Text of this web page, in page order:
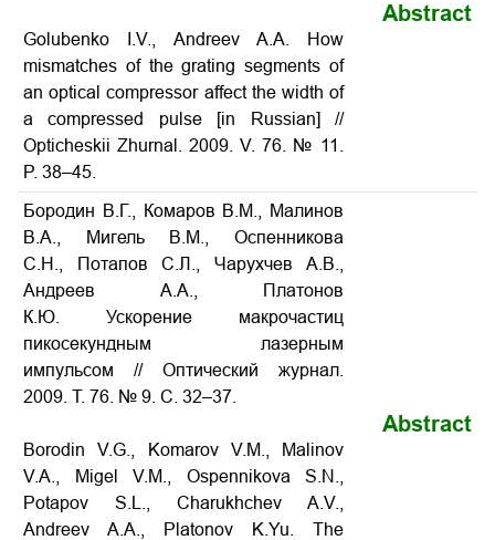
Golubenko I.V., Andreev A.A. How
mismatches of the grating segments of
an optical compressor affect the width of
a compressed pulse [in Russian] //
Opticheskii Zhurnal. 2009. V. 76. № 11.
P. 38–45.
Abstract
Бородин В.Г., Комаров В.М., Малинов
В.А., Мигель В.М., Оспенникова
С.Н., Потапов С.Л., Чарухчев А.В.,
Андреев А.А., Платонов
К.Ю. Ускорение макрочастиц
пикосекундным лазерным
импульсом // Оптический журнал.
2009. Т. 76. № 9. С. 32–37.
Borodin V.G., Komarov V.M., Malinov
V.A., Migel V.M., Ospennikova S.N.,
Potapov S.L., Charukhchev A.V.,
Andreev A.A., Platonov K.Yu. The
Abstract